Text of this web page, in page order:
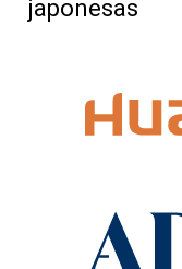
japonesas